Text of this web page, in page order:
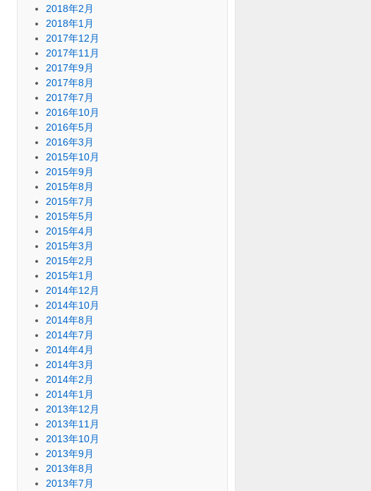
2018年2月
2018年1月
2017年12月
2017年11月
2017年9月
2017年8月
2017年7月
2016年10月
2016年5月
2016年3月
2015年10月
2015年9月
2015年8月
2015年7月
2015年5月
2015年4月
2015年3月
2015年2月
2015年1月
2014年12月
2014年10月
2014年8月
2014年7月
2014年4月
2014年3月
2014年2月
2014年1月
2013年12月
2013年11月
2013年10月
2013年9月
2013年8月
2013年7月